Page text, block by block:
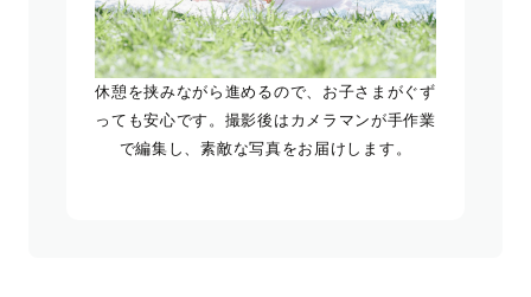
休憩を挟みながら進めるので、お子さまがぐず
っても安心です。撮影後はカメラマンが手作業
で編集し、素敵な写真をお届けします。